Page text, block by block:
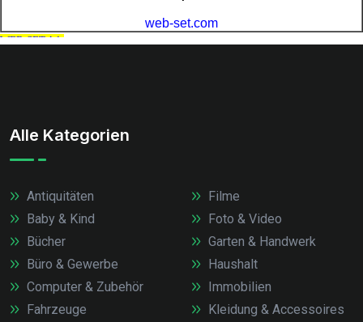
Alle Kategorien
Antiquitäten
Baby & Kind
Bücher
Büro & Gewerbe
Computer & Zubehör
Fahrzeuge
Filme
Foto & Video
Garten & Handwerk
Haushalt
Immobilien
Kleidung & Accessoires